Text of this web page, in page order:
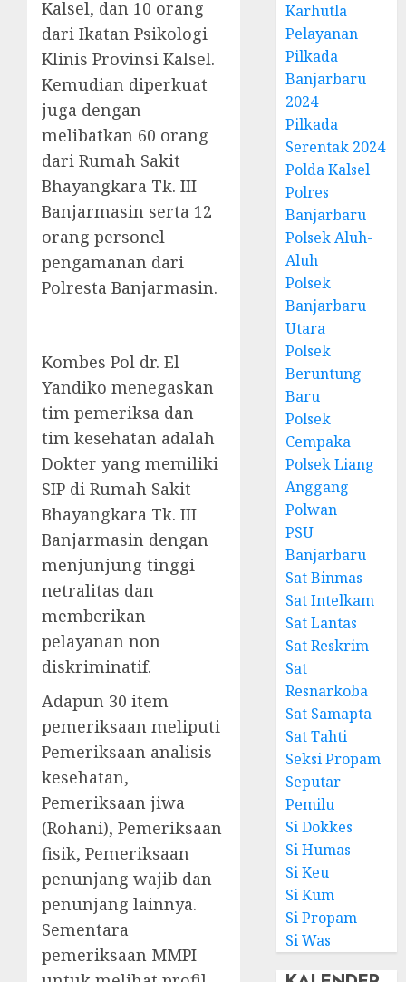
Kalsel, dan 10 orang
dari Ikatan Psikologi
Klinis Provinsi Kalsel.
Kemudian diperkuat
juga dengan
melibatkan 60 orang
dari Rumah Sakit
Bhayangkara Tk. III
Banjarmasin serta 12
orang personel
pengamanan dari
Polresta Banjarmasin.
Kombes Pol dr. El
Yandiko menegaskan
tim pemeriksa dan
tim kesehatan adalah
Dokter yang memiliki
SIP di Rumah Sakit
Bhayangkara Tk. III
Banjarmasin dengan
menjunjung tinggi
netralitas dan
memberikan
pelayanan non
diskriminatif.
Adapun 30 item
pemeriksaan meliputi
Pemeriksaan analisis
kesehatan,
Pemeriksaan jiwa
(Rohani), Pemeriksaan
fisik, Pemeriksaan
penunjang wajib dan
penunjang lainnya.
Sementara
pemeriksaan MMPI
Karhutla
Pelayanan
Pilkada
Banjarbaru
2024
Pilkada
Serentak 2024
Polda Kalsel
Polres
Banjarbaru
Polsek Aluh-
Aluh
Polsek
Banjarbaru
Utara
Polsek
Beruntung
Baru
Polsek
Cempaka
Polsek Liang
Anggang
Polwan
PSU
Banjarbaru
Sat Binmas
Sat Intelkam
Sat Lantas
Sat Reskrim
Sat
Resnarkoba
Sat Samapta
Sat Tahti
Seksi Propam
Seputar
Pemilu
Si Dokkes
Si Humas
Si Keu
Si Kum
Si Propam
Si Was